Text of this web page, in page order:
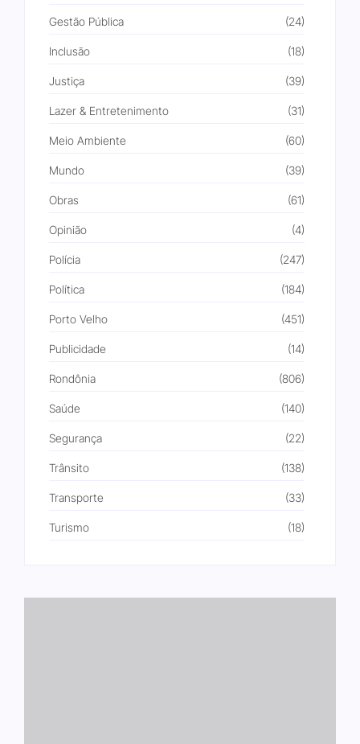
Gestão Pública (24)
Inclusão (18)
Justiça (39)
Lazer & Entretenimento (31)
Meio Ambiente (60)
Mundo (39)
Obras (61)
Opinião (4)
Polícia (247)
Política (184)
Porto Velho (451)
Publicidade (14)
Rondônia (806)
Saúde (140)
Segurança (22)
Trânsito (138)
Transporte (33)
Turismo (18)